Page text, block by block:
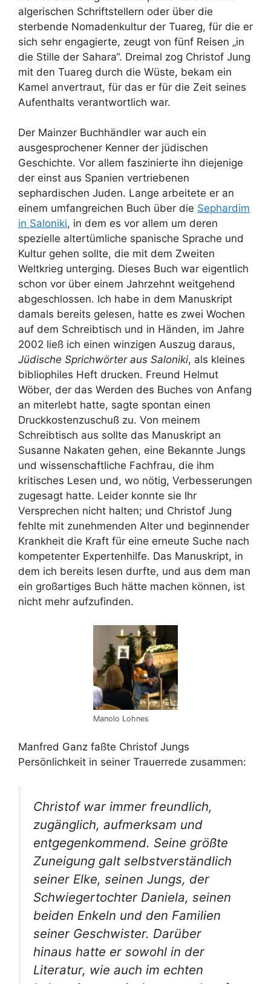
algerischen Schriftstellern oder über die
sterbende Nomadenkultur der Tuareg, für die er
sich sehr engagierte, zeugt von fünf Reisen „in
die Stille der Sahara“. Dreimal zog Christof Jung
mit den Tuareg durch die Wüste, bekam ein
Kamel anvertraut, für das er für die Zeit seines
Aufenthalts verantwortlich war.
Der Mainzer Buchhändler war auch ein
ausgesprochener Kenner der jüdischen
Geschichte. Vor allem faszinierte ihn diejenige
der einst aus Spanien vertriebenen
sephardischen Juden. Lange arbeitete er an
einem umfangreichen Buch über die Sephardim
in Saloniki, in dem es vor allem um deren
spezielle altertümliche spanische Sprache und
Kultur gehen sollte, die mit dem Zweiten
Weltkrieg unterging. Dieses Buch war eigentlich
schon vor über einem Jahrzehnt weitgehend
abgeschlossen. Ich habe in dem Manuskript
damals bereits gelesen, hatte es zwei Wochen
auf dem Schreibtisch und in Händen, im Jahre
2002 ließ ich einen winzigen Auszug daraus,
Jüdische Sprichwörter aus Saloniki, als kleines
bibliophiles Heft drucken. Freund Helmut
Wöber, der das Werden des Buches von Anfang
an miterlebt hatte, sagte spontan einen
Druckkostenzuschuß zu. Von meinem
Schreibtisch aus sollte das Manuskript an
Susanne Nakaten gehen, eine Bekannte Jungs
und wissenschaftliche Fachfrau, die ihm
kritisches Lesen und, wo nötig, Verbesserungen
zugesagt hatte. Leider konnte sie Ihr
Versprechen nicht halten; und Christof Jung
fehlte mit zunehmenden Alter und beginnender
Krankheit die Kraft für eine erneute Suche nach
kompetenter Expertenhilfe. Das Manuskript, in
dem ich bereits lesen durfte, und aus dem man
ein großartiges Buch hätte machen können, ist
nicht mehr aufzufinden.
Manolo Lohnes
Manfred Ganz faßte Christof Jungs
Persönlichkeit in seiner Trauerrede zusammen:
Christof war immer freundlich,
zugänglich, aufmerksam und
entgegenkommend. Seine größte
Zuneigung galt selbstverständlich
seiner Elke, seinen Jungs, der
Schwiegertochter Daniela, seinen
beiden Enkeln und den Familien
seiner Geschwister. Darüber
hinaus hatte er sowohl in der
Literatur, wie auch im echten